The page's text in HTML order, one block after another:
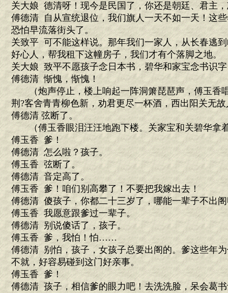
关大娘 德清呀！现今是民国了，你还是朝廷、君主
傅德清 自从宣统退位，我们旗人一天不如一天！这
恐怕早流落街头了。
关致平 可不能这样说。那年我们一家人，从长春逃
好心人，帮我租下这幢房子，我们才有个落脚之地。
关大娘 致平不愿孩子念日本书，碧华和家宝念书识
傅德清 惭愧，惭愧！
（炮声停止，楼上响起一阵洞箫琵琶声，傅玉香唱
荆?客舍青青柳色新，劝君更尽一杯酒，西出阳关无
傅德清 弦断了。
（傅玉香眼泪汪汪地跑下楼。关家宝和关碧华拿
傅玉香 爹！
傅德清 怎么啦？孩子。
傅玉香 弦断了。
傅德清 音定高了。
傅玉香 爹！咱们别高攀了！不要把我嫁出去！
傅德清 傻孩子，你都二十三岁了，哪能一辈子不出
傅玉香 我愿意跟爹过一辈子。
傅德清 别说傻话了，孩子。
傅玉香 爹，我怕！怕……
傅德清 别怕，孩子，女孩子总要出阁的。爹这些年
不就，好容易碰到这门好亲事。
傅玉香 爹！
傅德清 孩子，相信爹的眼力吧！去洗洗脸，呆会葛